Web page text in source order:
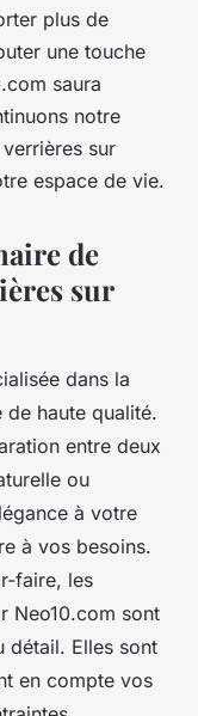
plus de
une touche
saura
notre
sur
espace de vie.
de
sur
dans la
haute qualité.
entre deux
ou
à votre
à vos besoins.
faire, les
Neo10.com sont
détail. Elles sont
en compte vos